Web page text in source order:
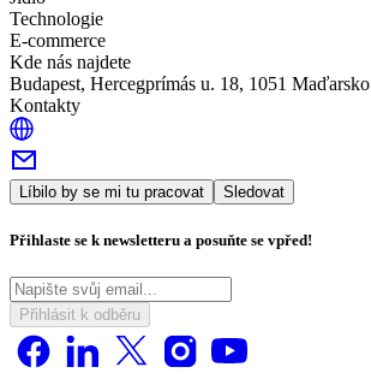
Technologie
E-commerce
Kde nás najdete
Budapest, Hercegprímás u. 18, 1051 Maďarsko
Kontakty
Líbilo by se mi tu pracovat Sledovat
Přihlaste se k newsletteru a posuňte se vpřed!
Přihlásit k odběru